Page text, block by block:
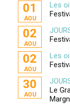
01
AOU
Les
02
AOU
02
AOU
Les
30
AOU
Le